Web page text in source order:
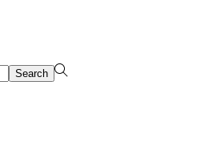
Search